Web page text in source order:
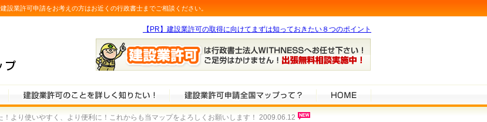
業許可申請をお考えの方はお近くの行政書士までご相談ください。
【PR】建設業許可の取得に向けてまずは知っておきたい８つのポイント
より使いやすく、より便利に！これからも当マップをよろしくお願いします！ 2009.06.12